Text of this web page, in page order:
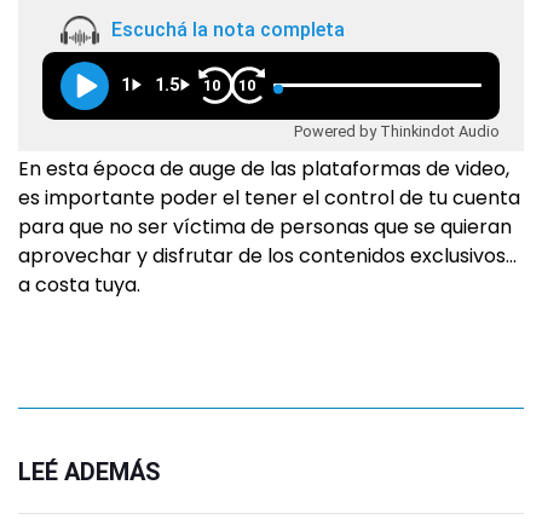
Escuchá la nota completa
1 1.5 10 10
Powered by Thinkindot Audio
En esta época de auge de las plataformas de video,
es importante poder el tener el control de tu cuenta
para que no ser víctima de personas que se quieran
aprovechar y disfrutar de los contenidos exclusivos…
a costa tuya.
LEÉ ADEMÁS